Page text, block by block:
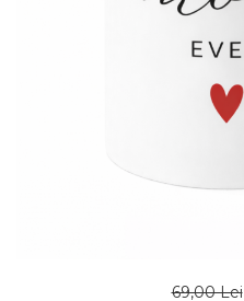
69,00 Lei